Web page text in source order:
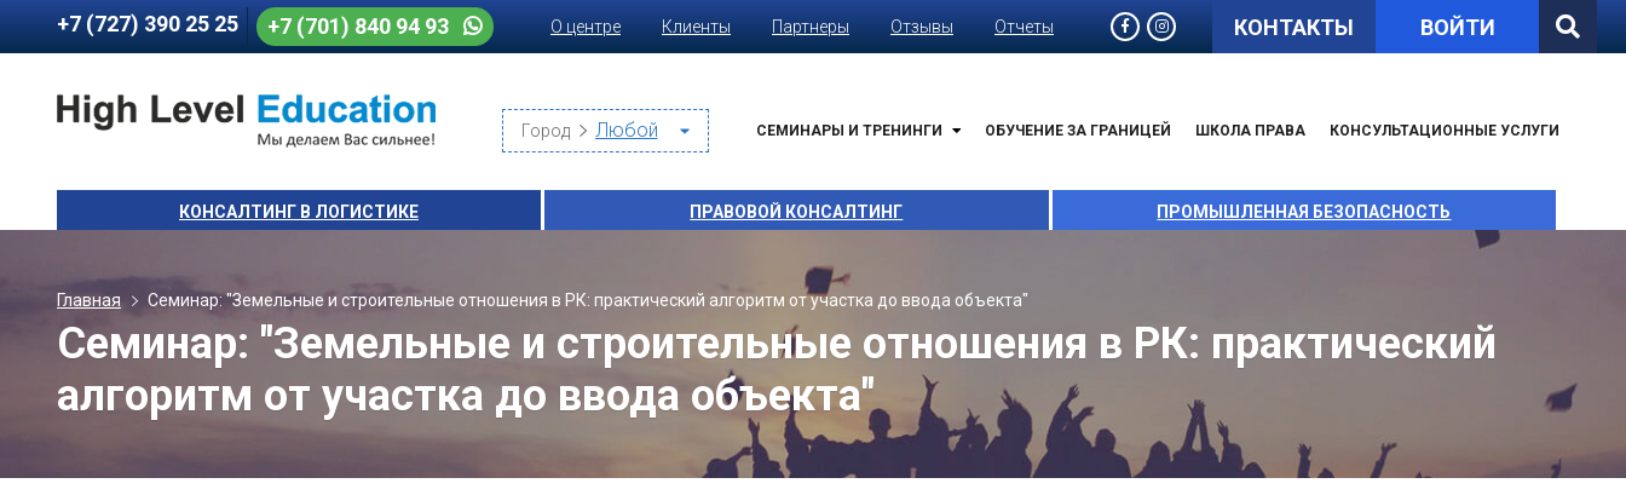
+7 (727) 390 25 25 +7 (701) 840 94 93 О центре Клиенты Партнеры Отзывы Отчеты КОНТАКТЫ ВОЙТИ
Город СЕМИНАРЫ И ТРЕНИНГИ ОБУЧЕНИЕ ЗА ГРАНИЦЕЙ ШКОЛА ПРАВА КОНСУЛЬТАЦИОННЫЕ УСЛУГИ
КОНСАЛТИНГ В ЛОГИСТИКЕ ПРАВОВОЙ КОНСАЛТИНГ ПРОМЫШЛЕННАЯ БЕЗОПАСНОСТЬ
Главная Семинар: "Земельные и строительные отношения в РК: практический алгоритм от участка до ввода объекта"
Семинар: "Земельные и строительные отношения в РК: практический
алгоритм от участка до ввода объекта"